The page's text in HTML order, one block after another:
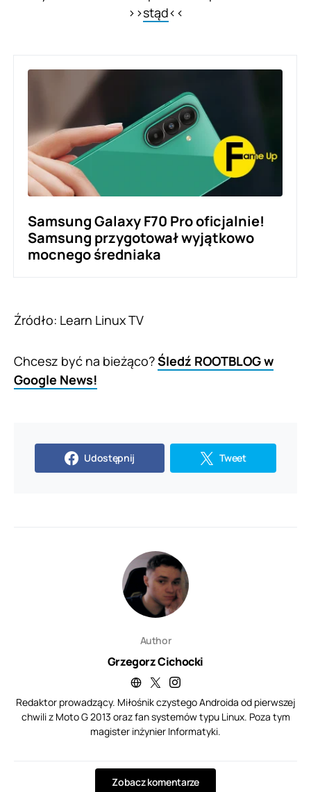
>>stąd<<
Samsung Galaxy F70 Pro oficjalnie!
Samsung przygotował wyjątkowo
mocnego średniaka
Źródło: Learn Linux TV
Chcesz być na bieżąco?Śledź ROOTBLOG w
Google News!
Udostępnij Tweet
Author
Grzegorz Cichocki
Redaktor prowadzący. Miłośnik czystego Androida od pierwszej
chwili z Moto G 2013 oraz fan systemów typu Linux. Poza tym
magister inżynier Informatyki.
Zobacz komentarze